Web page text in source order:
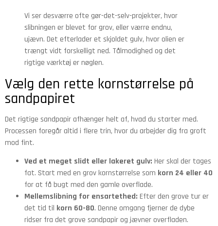
Vi ser desværre ofte gør-det-selv-projekter, hvor
slibningen er blevet for grov, eller værre endnu,
ujævn. Det efterlader et skjoldet gulv, hvor olien er
trængt vidt forskelligt ned. Tålmodighed og det
rigtige værktøj er nøglen.
Vælg den rette kornstørrelse på
sandpapiret
Det rigtige sandpapir afhænger helt af, hvad du starter med.
Processen foregår altid i flere trin, hvor du arbejder dig fra groft
mod fint.
Ved et meget slidt eller lakeret gulv: Her skal der tages
fat. Start med en grov kornstørrelse som korn 24 eller 40
for at få bugt med den gamle overflade.
Mellemslibning for ensartethed: Efter den grove tur er
det tid til korn 60-80. Denne omgang fjerner de dybe
ridser fra det grove sandpapir og jævner overfladen.